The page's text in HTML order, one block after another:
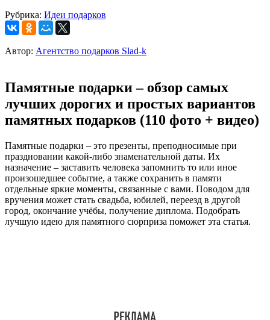
Рубрика: Идеи подарков
Автор: Агентство подарков Slad-k
Памятные подарки – обзор самых
лучших дорогих и простых вариантов
памятных подарков (110 фото + видео)
Памятные подарки – это презенты, преподносимые при
праздновании какой-либо знаменательной даты. Их
назначение – заставить человека запомнить то или иное
произошедшее событие, а также сохранить в памяти
отдельные яркие моменты, связанные с вами. Поводом для
вручения может стать свадьба, юбилей, переезд в другой
город, окончание учёбы, получение диплома. Подобрать
лучшую идею для памятного сюрприза поможет эта статья.